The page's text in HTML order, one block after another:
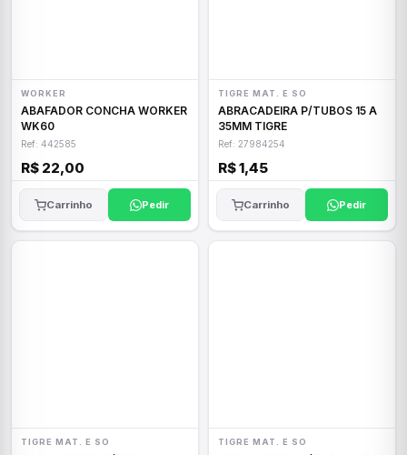
WORKER
ABAFADOR CONCHA WORKER
WK60
Ref: 442585
R$ 22,00
Carrinho Pedir
TIGRE MAT. E SO
ABRACADEIRA P/TUBOS 15 A
35MM TIGRE
Ref: 27984254
R$ 1,45
Carrinho Pedir
TIGRE MAT. E SO TIGRE MAT. E SO